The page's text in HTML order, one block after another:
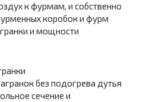
к фурмам, и собственно
коробок и фурм
и мощности
без подогрева дутья
сечение и